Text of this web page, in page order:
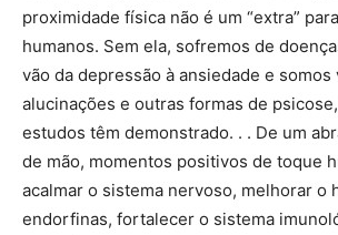
proximidade física não é um “extra”
humanos. Sem ela, sofremos de
vão da depressão à ansiedade e
alucinações e outras formas de
estudos têm demonstrado. . . De um
de mão, momentos positivos de toque
acalmar o sistema nervoso, melhorar o
endorfinas, fortalecer o sistema